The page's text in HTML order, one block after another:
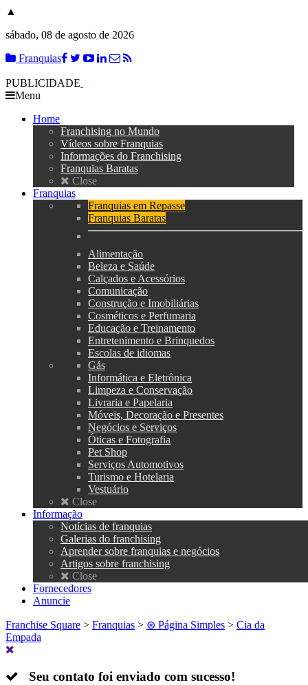
▲
sábado, 08 de agosto de 2026
Franquias
PUBLICIDADE
Menu
Home
Franchising no Mundo
Vídeos sobre Franquias
Informações do Franchising
Franquias Baratas
Close
Franquias
Franquias em Repasse
Franquias Baratas
Alimentação
Beleza e Saúde
Calçados e Acessórios
Comunicação
Construção e Imobiliárias
Cosméticos e Perfumaria
Educação e Treinamento
Entretenimento e Brinquedos
Escolas de idiomas
Gás
Informática e Eletrônica
Limpeza e Conservação
Livraria e Papelaria
Móveis, Decoração e Presentes
Negócios e Serviços
Óticas e Fotografia
Pet Shop
Serviços Automotivos
Turismo e Hotelaria
Vestuário
Close
Informação
Notícias de franquias
Galerias do franchising
Aprender sobre franquias e negócios
Artigos sobre franchising
Close
Fornecedores
Anuncie
Franchise Square > Franquias > ⊛ Página Simples > Cia da
Empada
Seu contato foi enviado com sucesso!